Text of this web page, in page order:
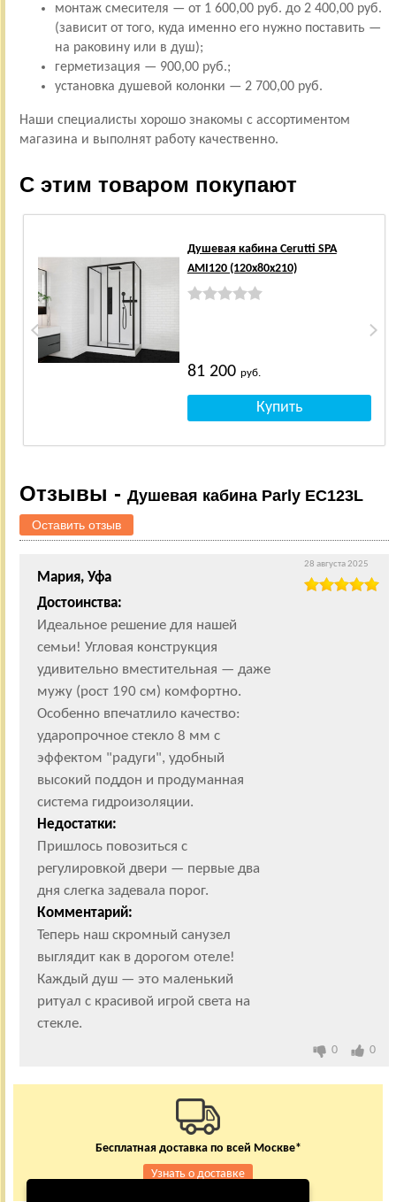
монтаж смесителя — от 1 600,00 руб. до 2 400,00 руб.
(зависит от того, куда именно его нужно поставить —
на раковину или в душ);
герметизация — 900,00 руб.;
установка душевой колонки — 2 700,00 руб.
Наши специалисты хорошо знакомы с ассортиментом
магазина и выполнят работу качественно.
С этим товаром покупают
Душевая кабина Cerutti SPA
AMI120 (120x80x210)
81 200 руб.
Отзывы - Душевая кабина Parly EC123L
Оставить отзыв
Мария, Уфа
Достоинства:
Идеальное решение для нашей
семьи! Угловая конструкция
удивительно вместительная — даже
мужу (рост 190 см) комфортно.
Особенно впечатлило качество:
ударопрочное стекло 8 мм с
эффектом "радуги", удобный
высокий поддон и продуманная
система гидроизоляции.
Недостатки:
Пришлось повозиться с
регулировкой двери — первые два
дня слегка задевала порог.
Комментарий:
Теперь наш скромный санузел
выглядит как в дорогом отеле!
Каждый душ — это маленький
ритуал с красивой игрой света на
стекле.
28 августа 2025
0 0
Бесплатная доставка по всей Москве*
Узнать о доставке